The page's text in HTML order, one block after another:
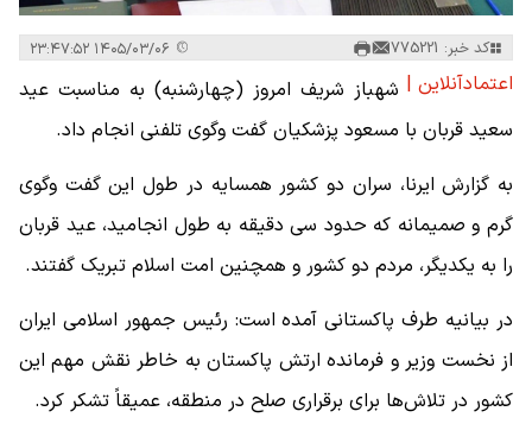
کد خبر: 775221
اعتمادآنلاین | شهباز شریف امروز (چهارشنبه) به مناسبت عید
سعید قربان با مسعود پزشکیان گفت وگوی تلفنی انجام داد.‌
به گزارش ایرنا، سران دو کشور همسایه در طول این گفت‌ وگوی
گرم و صمیمانه که حدود سی دقیقه به طول انجامید، عید قربان
را به یکدیگر، مردم دو کشور و همچنین امت اسلام‌ تبریک گفتند.
در بیانیه طرف پاکستانی آمده است: رئیس جمهور اسلامی ایران
از نخست وزیر و فرمانده ارتش پاکستان به خاطر نقش مهم این
کشور در تلاش‌ها برای برقراری صلح در منطقه، عمیقاً تشکر کرد.